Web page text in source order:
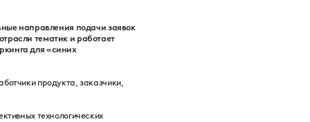
направления подачи заявок
тематик и работает
для «синих
продукта, заказчики,
технологических